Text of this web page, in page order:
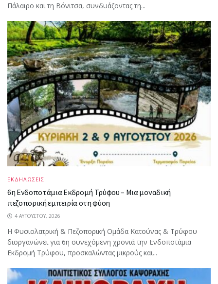
Πάλαιρο και τη Βόνιτσα, συνδυάζοντας τη...
ΕΚΔΗΛΩΣΕΙΣ
6η Ενδοποτάμια Εκδρομή Τρύφου – Μια μοναδική
πεζοπορική εμπειρία στη φύση
4 ΑΥΓΟΎΣΤΟΥ, 2026
Η Φυσιολατρική & Πεζοπορική Ομάδα Κατούνας & Τρύφου
διοργανώνει για 6η συνεχόμενη χρονιά την Ενδοποτάμια
Εκδρομή Τρύφου, προσκαλώντας μικρούς και...